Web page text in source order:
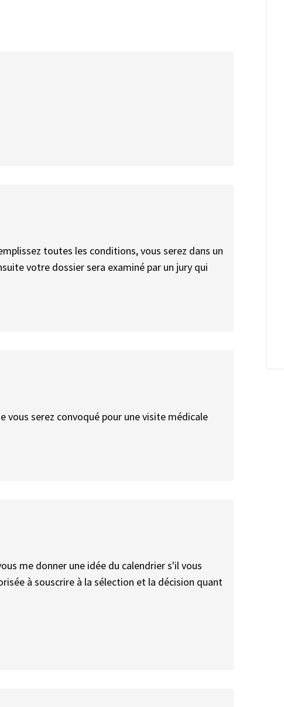
toutes les conditions, vous serez dans un
votre dossier sera examiné par un jury qui
vous serez convoqué pour une visite médicale
me donner une idée du calendrier s'il vous
à souscrire à la sélection et la décision quant